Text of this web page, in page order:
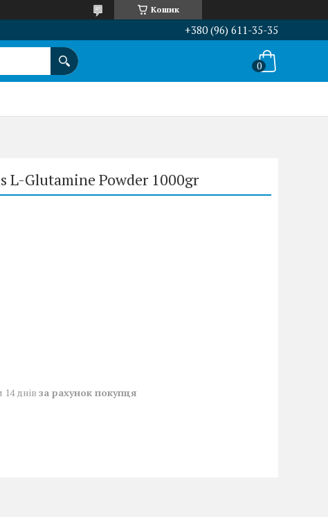
Кошик
+380 (96) 611-35-35
L-Glutamine Powder 1000gr
днів за рахунок покупця